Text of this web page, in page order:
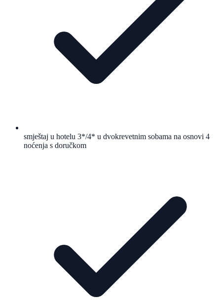
smještaj u hotelu 3*/4* u dvokrevetnim sobama na osnovi 4
noćenja s doručkom